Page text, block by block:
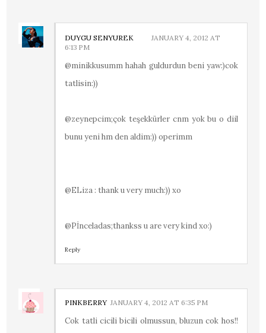
DUYGU SENYUREK
JANUARY 4, 2012 AT
6:13 PM
@minikkusumm hahah guldurdun beni yaw:)cok
tatlisin:))
@zeynepcim;çok teşekkürler cnm yok bu o diil
bunu yeni hm den aldim:)) operimm
@ELiza : thank u very much:)) xo
@Pİnceladas;thankss u are very kind xo:)
Reply
PINKBERRY JANUARY 4, 2012 AT 6:35 PM
Cok tatli cicili bicili olmussun, bluzun cok hos!!